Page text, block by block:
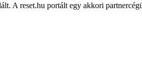
A reset.hu portált egy akkori